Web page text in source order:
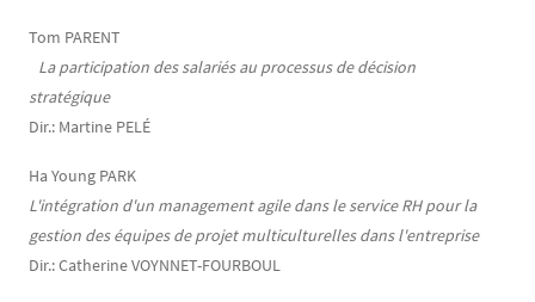
Tom PARENT
La participation des salariés au processus de décision
stratégique
Dir.: Martine PELÉ
Ha Young PARK
L'intégration d'un management agile dans le service RH pour la
gestion des équipes de projet multiculturelles dans l'entreprise
Dir.: Catherine VOYNNET-FOURBOUL